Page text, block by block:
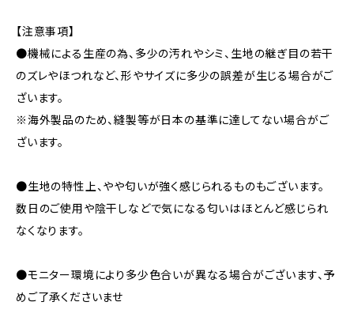
【注意事項】
●機械による生産の為、多少の汚れやシミ、生地の継ぎ目の若干
のズレやほつれなど、形やサイズに多少の誤差が生じる場合がご
ざいます。
※海外製品のため、縫製等が日本の基準に達してない場合がご
ざいます。
●生地の特性上、やや匂いが強く感じられるものもございます。
数日のご使用や陰干しなどで気になる匂いはほとんど感じられ
なくなります。
●モニター環境により多少色合いが異なる場合がございます、予
めご了承くださいませ